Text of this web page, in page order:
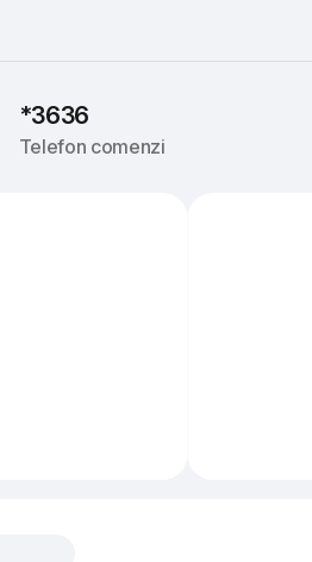
*3636
Telefon comenzi